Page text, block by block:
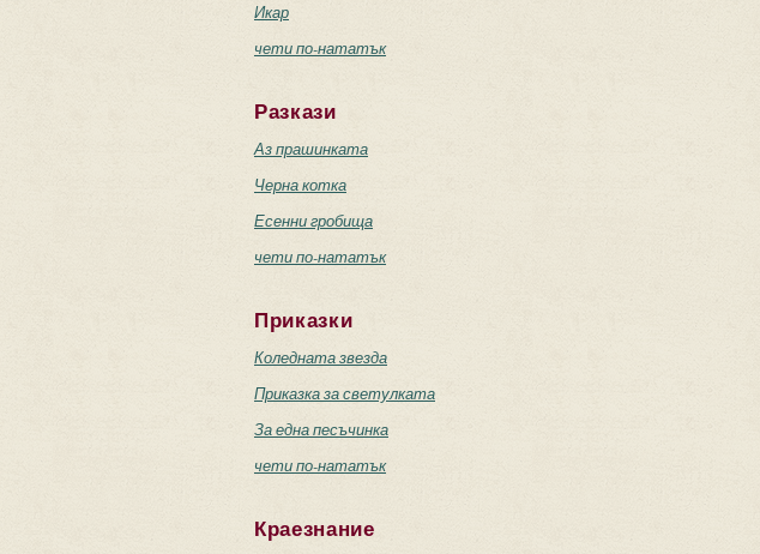
Икар
чети по-нататък
Разкази
Аз прашинката
Черна котка
Есенни гробища
чети по-нататък
Приказки
Коледната звезда
Приказка за светулката
За една песъчинка
чети по-нататък
Краезнание